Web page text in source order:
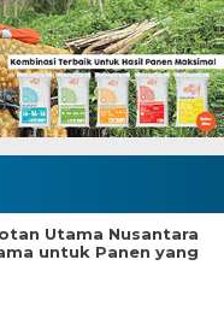
Utama Nusantara
untuk Panen yang